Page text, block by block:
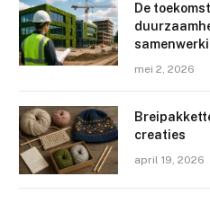
De
mei 2, 2026
creaties
april 19, 2026